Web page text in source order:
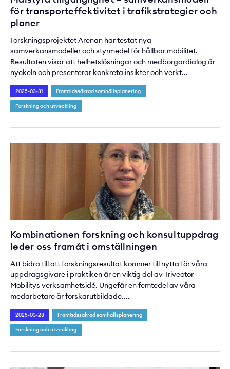
för transporteffektivitet i trafikstrategier och
planer
Forskningsprojektet Arenan har testat nya
samverkansmodeller och styrmedel för hållbar mobilitet.
Resultaten visar att helhetslösningar och medborgardialog är
nyckeln och presenterar konkreta insikter och verkt...
2025-03-31 Framtidssäkrad samhällsplanering
Forskning och utveckling
Kombinationen forskning och konsultuppdrag
leder oss framåt i omställningen
Att bidra till att forskningsresultat kommer till nytta för våra
uppdragsgivare i praktiken är en viktig del av Trivector
Mobilitys verksamhetsidé. Ungefär en femtedel av våra
medarbetare är forskarutbildade....
2025-03-28 Framtidssäkrad samhällsplanering
Forskning och utveckling